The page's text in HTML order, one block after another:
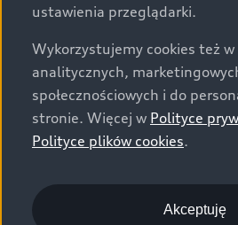
Audi.
Wszystkie produkowane obecnie
są wykonywane z materiałów
względem możliwości odzysku i
określone w normie ISO 22628 i
europejskimi świadectwami
o.o. podlega obowiązkowi
użytkownikom samochodów
ustawienia przeglądarki.
Wykorzystujemy cookies też w
analitycznych,
społecznościowych i do
stronie. Więcej w Polityce
Polityce plików cookies.
Akceptuję